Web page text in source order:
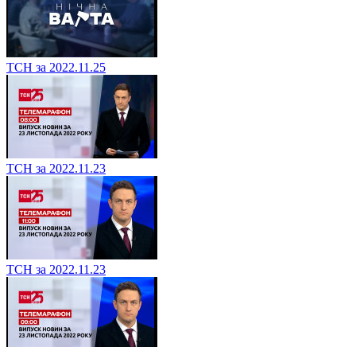
ТСН за 2022.11.25
ТСН за 2022.11.23
ТСН за 2022.11.23